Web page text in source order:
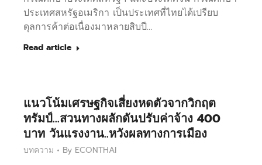
ประเทศสหรัฐอเมริกา เป็นประเทศที่ไทยได้เปรียบ
ดุลการค้าต่อเนื่องมาหลายสิบปี…
Read article
แนวโน้มเศรษฐกิจเสี่ยงหดตัวจากวิกฤต
ทรัมป์…สวนทางผลักดันปรับค่าจ้าง 400
บาท วันแรงงาน..หวังผลทางการเมือง
บทความ By ECONTHAI